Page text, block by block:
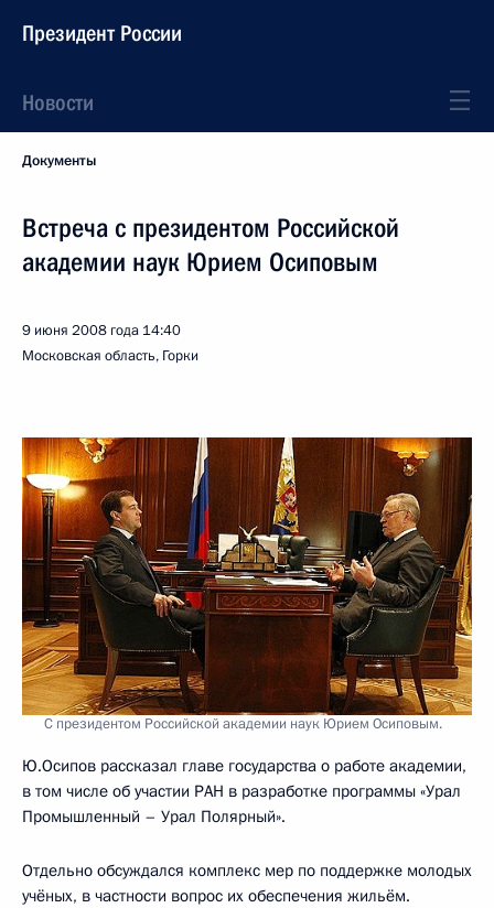
Президент России
Новости
Документы
Встреча с президентом Российской
академии наук Юрием Осиповым
9 июня 2008 года 14:40
Московская область, Горки
С президентом Российской академии наук Юрием Осиповым.
Ю.Осипов рассказал главе государства о работе академии,
в том числе об участии РАН в разработке программы «Урал
Промышленный – Урал Полярный».
Отдельно обсуждался комплекс мер по поддержке молодых
учёных, в частности вопрос их обеспечения жильём.